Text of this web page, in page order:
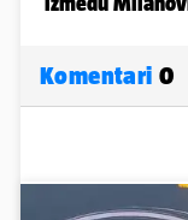
Komentari 0